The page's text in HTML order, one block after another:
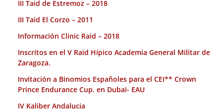
III Taid de Estremoz – 2018
III Taid El Corzo – 2011
Información Clinic Raid – 2018
Inscritos en el V Raid Hípico Academia General Militar de
Zaragoza.
Invitación a Binomios Españoles para el CEI** Crown
Prince Endurance Cup. en Dubai- EAU
IV Kaliber Andalucia